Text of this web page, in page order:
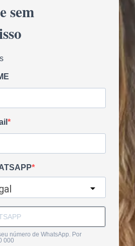
sem
número de WhatsApp. Por
000